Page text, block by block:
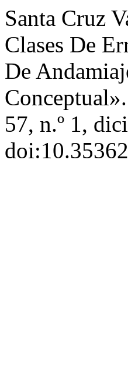
Santa Cruz
Clases De
De
Conceptual».
57, n.º 1,